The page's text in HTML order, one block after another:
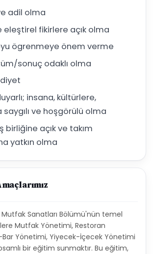
adil olma
eleştirel fikirlere açık olma
ögrenmeye önem verme
sonuç odaklı olma
insana, kültürlere,
saygılı ve hoşgörülü olma
birliğine açık ve takım
yatkın olma
Sanatları Bölümü'nün temel
Mutfak Yönetimi, Restoran
Yönetimi, Yiyecek-İçecek Yönetimi
bir eğitim sunmaktır. Bu eğitim,